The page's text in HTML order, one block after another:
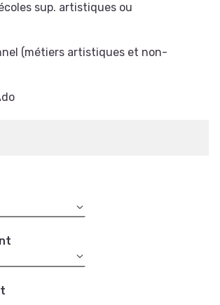
sup. artistiques ou
(métiers artistiques et non-